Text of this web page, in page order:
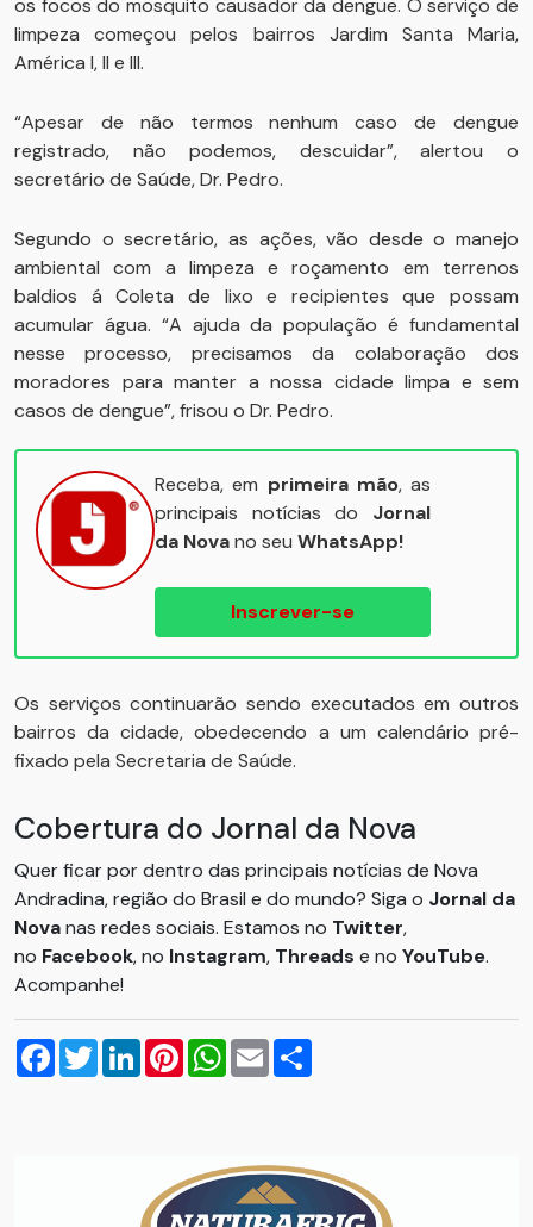
os focos do mosquito causador da dengue. O serviço de
limpeza começou pelos bairros Jardim Santa Maria,
América l, ll e lll.
“Apesar de não termos nenhum caso de dengue
registrado, não podemos, descuidar”, alertou o
secretário de Saúde, Dr. Pedro.
Segundo o secretário, as ações, vão desde o manejo
ambiental com a limpeza e roçamento em terrenos
baldios á Coleta de lixo e recipientes que possam
acumular água. “A ajuda da população é fundamental
nesse processo, precisamos da colaboração dos
moradores para manter a nossa cidade limpa e sem
casos de dengue”, frisou o Dr. Pedro.
Receba, em primeira mão, as
principais notícias do Jornal
da Novano seu WhatsApp!
Inscrever-se
Os serviços continuarão sendo executados em outros
bairros da cidade, obedecendo a um calendário pré-
fixado pela Secretaria de Saúde.
Cobertura do Jornal da Nova
Quer ficar por dentro das principais notícias de Nova
Andradina, região do Brasil e do mundo? Siga o Jornal da
Novanas redes sociais. Estamos no Twitter,
no Facebook, no Instagram, Threads e no YouTube.
Acompanhe!
Facebook
TwitterLinkedInPinterestWhatsApp
Email